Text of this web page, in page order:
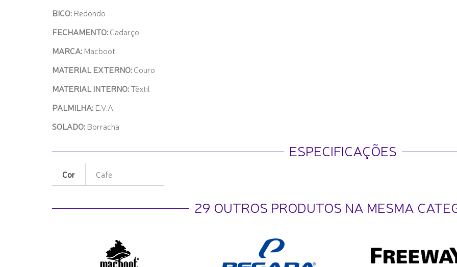
BICO: Redondo
FECHAMENTO:Cadarço
MARCA: Macboot
MATERIAL EXTERNO:Couro
MATERIAL INTERNO:Têxtil
PALMILHA: E.V.A
SOLADO: Borracha
ESPECIFICAÇÕES
Cor Cafe
29 OUTROS PRODUTOS NA MESMA